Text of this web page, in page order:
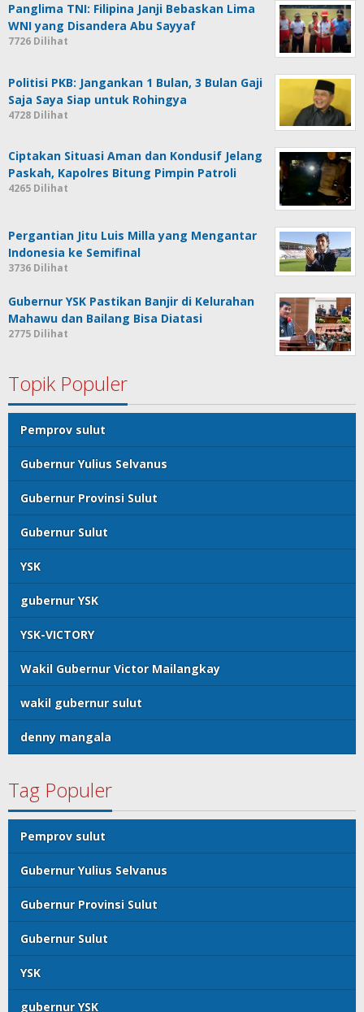
Panglima TNI: Filipina Janji Bebaskan Lima
WNI yang Disandera Abu Sayyaf
7726 Dilihat
Politisi PKB: Jangankan 1 Bulan, 3 Bulan Gaji
Saja Saya Siap untuk Rohingya
4728 Dilihat
Ciptakan Situasi Aman dan Kondusif Jelang
Paskah, Kapolres Bitung Pimpin Patroli
4265 Dilihat
Pergantian Jitu Luis Milla yang Mengantar
Indonesia ke Semifinal
3736 Dilihat
Gubernur YSK Pastikan Banjir di Kelurahan
Mahawu dan Bailang Bisa Diatasi
2775 Dilihat
Topik Populer
Pemprov sulut
Gubernur Yulius Selvanus
Gubernur Provinsi Sulut
Gubernur Sulut
YSK
gubernur YSK
YSK-VICTORY
Wakil Gubernur Victor Mailangkay
wakil gubernur sulut
denny mangala
Tag Populer
Pemprov sulut
Gubernur Yulius Selvanus
Gubernur Provinsi Sulut
Gubernur Sulut
YSK
gubernur YSK